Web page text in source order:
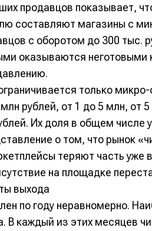
продавцов показывает,
составляют магазины с
с оборотом до 300 тыс.
оказываются неготовыми
только
рублей, от 1 до 5 млн, от
Их доля в общем числе
о том, что рынок
теряют часть уже
на площадке
выхода
по году неравномерно.
В каждый из этих месяцев